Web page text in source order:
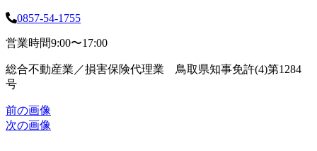
0857-54-1755
営業時間9:00〜17:00
総合不動産業／損害保険代理業 鳥取県知事免許(4)第1284
号
前の画像
次の画像